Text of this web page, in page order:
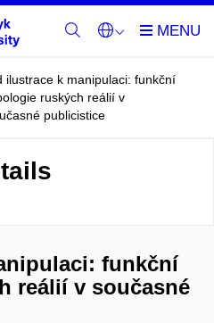
ilustrace k manipulaci: funkční
ruských reálií v
publicistice
funkční
reálií v současné